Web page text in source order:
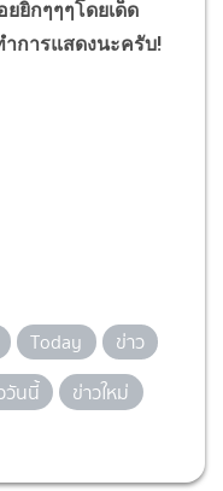
ยยิกๆๆๆโดยเด็ด
ำการแสดงนะครับ!
Today
ข่าว
วันนี้ ข่าวใหม่